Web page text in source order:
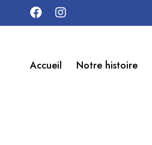
Accueil Notre histoire